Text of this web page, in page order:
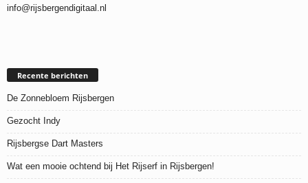
info@rijsbergendigitaal.nl
Recente berichten
De Zonnebloem Rijsbergen
Gezocht Indy
Rijsbergse Dart Masters
Wat een mooie ochtend bij Het Rijserf in Rijsbergen!